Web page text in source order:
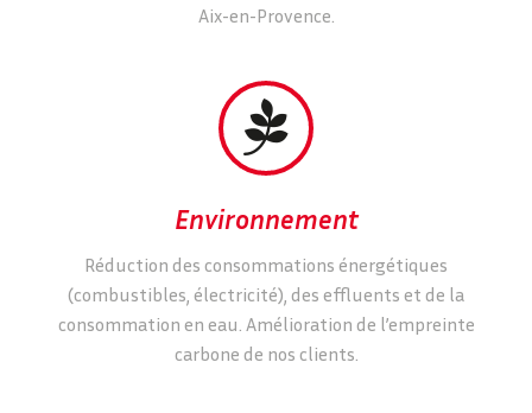
Aix-en-Provence.


Environnement
Réduction des consommations énergétiques
(combustibles, électricité), des effluents et de la
consommation en eau. Amélioration de l’empreinte
carbone de nos clients.